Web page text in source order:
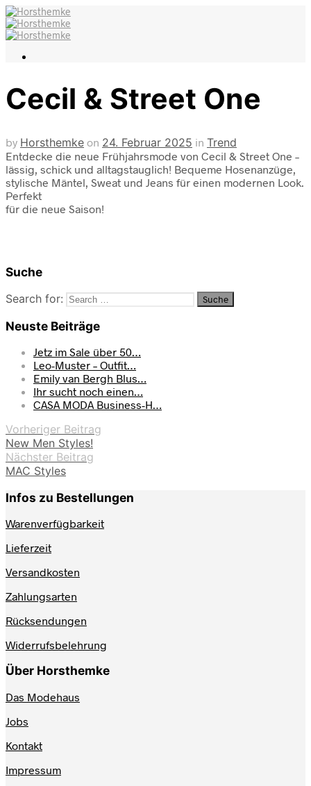
Cecil & Street One
by Horsthemke on 24. Februar 2025 in Trend
Entdecke die neue Frühjahrsmode von Cecil & Street One –
lässig, schick und alltagstauglich! Bequeme Hosenanzüge,
stylische Mäntel, Sweat und Jeans für einen modernen Look.
Perfekt
für die neue Saison!
Suche
Search for:
Neuste Beiträge
Jetz im Sale über 50…
Leo-Muster – Outfit…
Emily van Bergh Blus…
Ihr sucht noch einen…
CASA MODA Business-H…
Vorheriger Beitrag
New Men Styles!
Nächster Beitrag
MAC Styles
Infos zu Bestellungen
Warenverfügbarkeit
Lieferzeit
Versandkosten
Zahlungsarten
Rücksendungen
Widerrufsbelehrung
Über Horsthemke
Das Modehaus
Jobs
Kontakt
Impressum